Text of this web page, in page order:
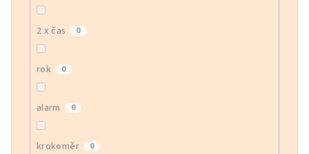
2 x čas 0
rok 0
alarm 0
krokoměr 0